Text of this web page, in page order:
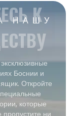
НАШУ
К
Боснии и
Откройте
которые
ни